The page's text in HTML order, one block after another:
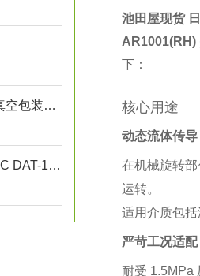
TOSEI东精株式会社固定式真空包装机（液晶触摸屏型）“V-856W”
池田屋进口到货爱发科ULVAC DAT-100S干泵
池田屋现货
AR1001(RH)
下：
核心用途
动态流体传导
在机械旋转
运转。
适用介质包括
严苛工况适配
耐受 ‌ 1.5MPa